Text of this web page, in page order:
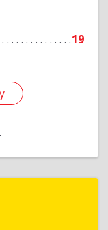
19
Алексей